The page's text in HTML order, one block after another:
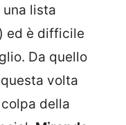
lista
ed è difficile
Da quello
volta
della